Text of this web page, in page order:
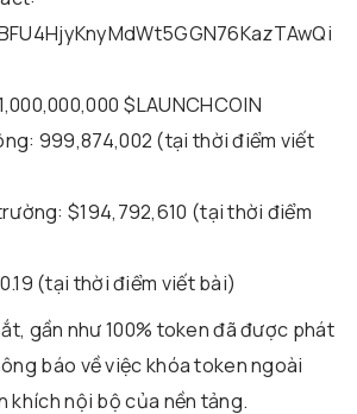
$LAUNCHCOIN
999,874,002 (tại thời điểm viết
$194,792,610 (tại thời điểm
(tại thời điểm viết bài)
gần như 100% token đã được phát
báo về việc khóa token ngoài
khích nội bộ của nền tảng.